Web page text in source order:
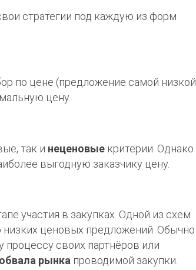
стратегии под каждую из форм
по цене (предложение самой низкой
цену.
так и неценовые критерии. Однако
выгодную заказчику цену.
участия в закупках. Одной из схем
низких ценовых предложений. Обычно
своих партнёров или
рынка проводимой закупки.